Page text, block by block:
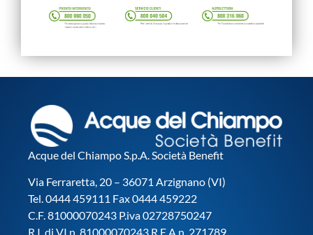
Acque del Chiampo S.p.A. Società Benefit
Via Ferraretta, 20 – 36071 Arzignano (VI)
Tel. 0444 459111 Fax 0444 459222
C.F. 81000070243 P.iva 02728750247
R.I. di VI n. 81000070243 R.E.A n. 271789